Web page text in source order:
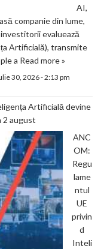
AI,
companie din lume,
evaluează
Artificială), transmite
a Read more »
30, 2026 - 2:13 pm
Artificială devine
2 august
ANC
OM:
Regu
lame
ntul
UE
privin
d
Inteli